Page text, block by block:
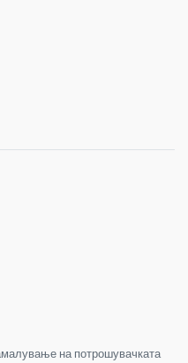
на потрошувачката